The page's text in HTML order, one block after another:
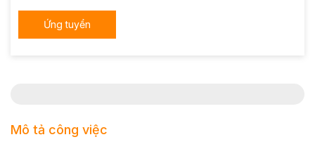
Ứng tuyển
Mô tả công việc